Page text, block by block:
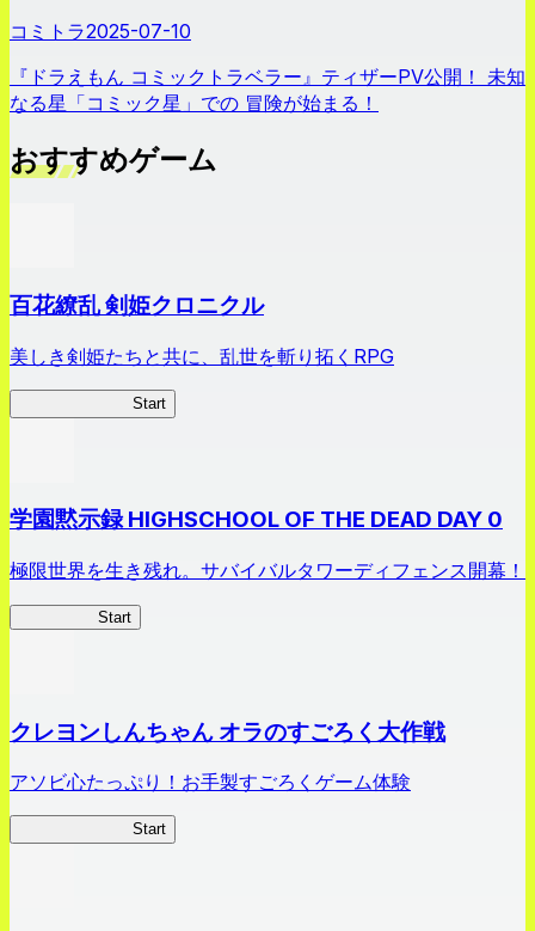
コミトラ2025-07-10
『ドラえもん コミックトラベラー』ティザーPV公開！ 未知
なる星「コミック星」での 冒険が始まる！
おすすめゲーム
百花繚乱 剣姫クロニクル
美しき剣姫たちと共に、乱世を斬り拓くRPG
Start
学園黙示録 HIGHSCHOOL OF THE DEAD DAY 0
極限世界を生き残れ。サバイバルタワーディフェンス開幕！
Start
クレヨンしんちゃん オラのすごろく大作戦
アソビ心たっぷり！お手製すごろくゲーム体験
Start